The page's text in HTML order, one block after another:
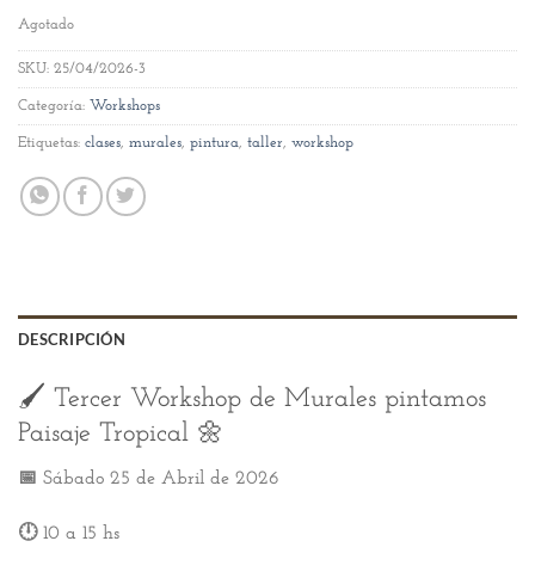
Agotado
SKU: 25/04/2026-3
Categoría: Workshops
Etiquetas: clases, murales, pintura, taller, workshop
DESCRIPCIÓN
🖌️ Tercer Workshop de Murales pintamos
Paisaje Tropical 🌼
📅 Sábado 25 de Abril de 2026
🕛 10 a 15 hs